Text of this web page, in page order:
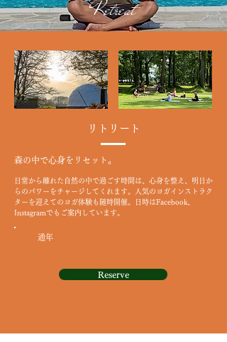
Retreat
リトリート
森の中で心身をリセット。
日常から離れた自然の中で過ごす時間は、心身を整え、明日か
らのパワーをチャージしてくれます。人気のヨガインストラク
ターを迎えてのヨガ体験も随時開催。日時はFacebook、
Instagramでもご案内しています。
通年
Reserve